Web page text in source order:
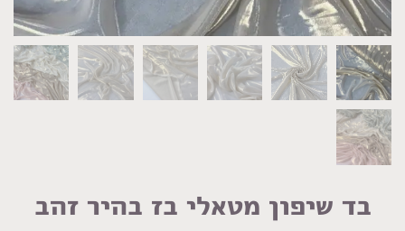
בד שיפון מטאלי בז בהיר זהב